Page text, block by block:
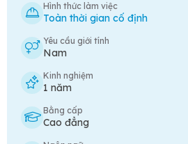
Hình thức làm việc
Toàn thời gian cố định
Yêu cầu giới tính
Nam
Kinh nghiệm
1 năm
Bằng cấp
Cao đẳng